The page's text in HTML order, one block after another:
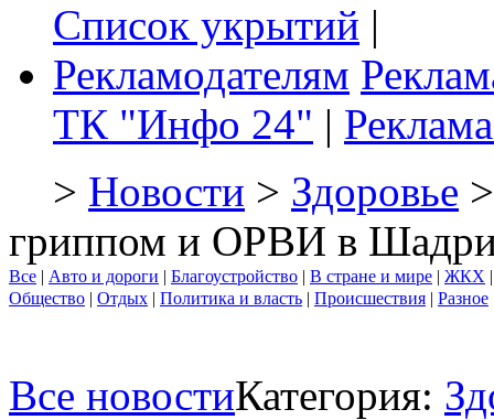
Список укрытий |
Рекламодателям
ТК "Инфо 24" |
> Новости > Здоровье
гриппом и ОРВИ в
Все | Авто и дороги | Благоустройство | В стране и мире | ЖКХ
Общество | Отдых | Политика и власть | Происшествия | Разное
Все новостиКатегория: